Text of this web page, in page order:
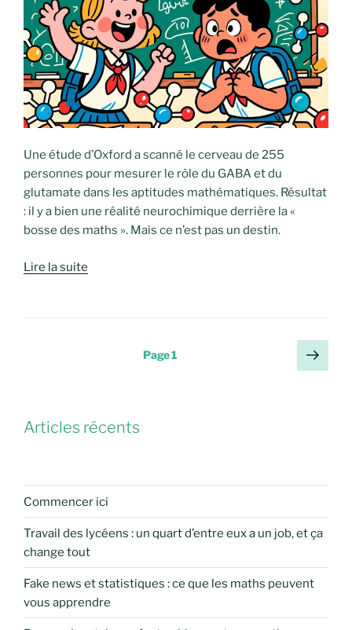
Une étude d’Oxford a scanné le cerveau de 255
personnes pour mesurer le rôle du GABA et du
glutamate dans les aptitudes mathématiques. Résultat
: il y a bien une réalité neurochimique derrière la «
bosse des maths ». Mais ce n’est pas un destin.
Lire la suite
Page1
Page
Articles récents
Commencer ici
Travail des lycéens : un quart d’entre eux a un job, et ça
change tout
Fake news et statistiques : ce que les maths peuvent
vous apprendre